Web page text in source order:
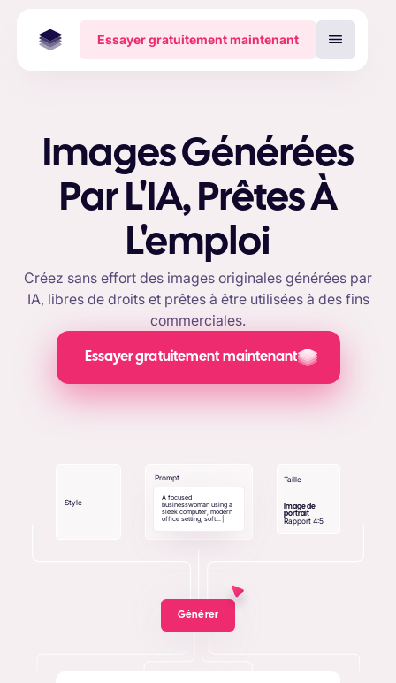
Essayer gratuitement maintenant
Images Générées
Par L'IA, Prêtes À
L'emploi
Créez sans effort des images originales générées par
IA, libres de droits et prêtes à être utilisées à des fins
commerciales.
Essayer gratuitement maintenant
Style
Prompt
A focused
businesswoman using a
sleek computer modern
office setting soft
Taille
Image de
portrait
Rapport 4:5
Générer